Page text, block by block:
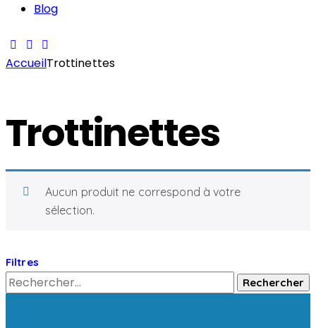
Blog
AccueilTrottinettes
Trottinettes
Aucun produit ne correspond à votre
sélection.
Filtres